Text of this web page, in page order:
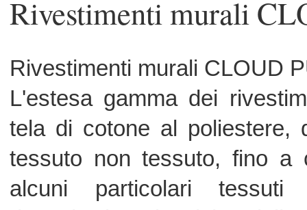
ritenuti i ‘classici' della
Rivestimento murale vinilico
stampato, superficie in PVC
disegno spatolato tono su
Rivestimento poliuretanico
superficie